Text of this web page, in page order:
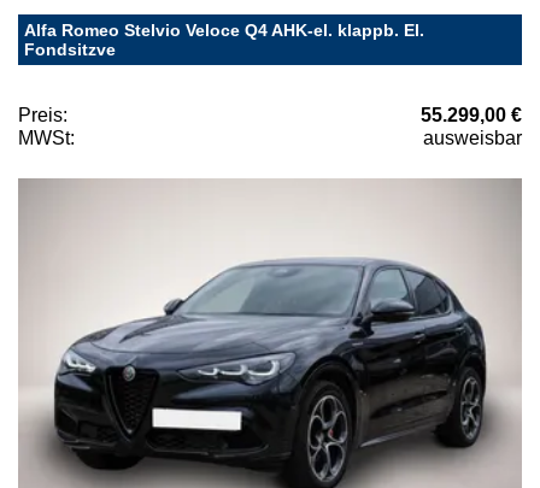
Alfa Romeo Stelvio Veloce Q4 AHK-el. klappb. El.
Fondsitzve
Preis:
55.299,00 €
MWSt:
ausweisbar